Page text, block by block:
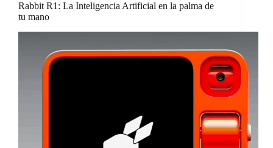
Rabbit R1: La Inteligencia Artificial en la palma de
tu mano